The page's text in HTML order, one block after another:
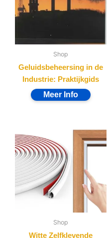
Shop
Geluidsbeheersing in de
Industrie: Praktijkgids
Shop
Witte Zelfklevende